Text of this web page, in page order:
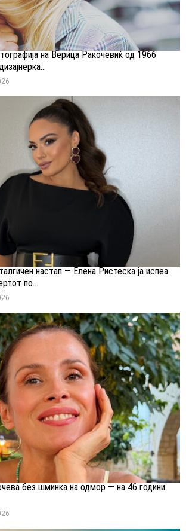
на Верица Ракочевиќ од 1966
настап — Елена Ристеска ја испеа
по...
без шминка на одмор — на 46 години